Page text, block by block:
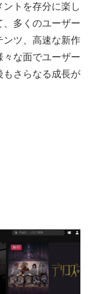
トを存分に楽し
、多くのユーザー
ンツ、高速な新作
々な面でユーザー
もさらなる成長が